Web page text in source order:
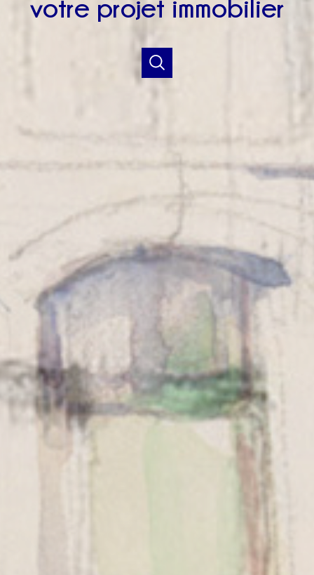
votre projet immobilier